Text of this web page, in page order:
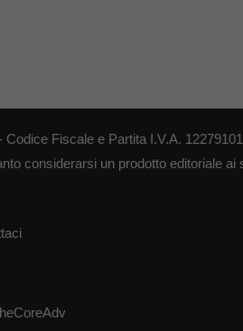
Fiscale e Partita I.V.A.
considerarsi un prodotto editoriale ai